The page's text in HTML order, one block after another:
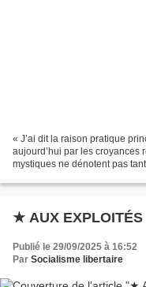
« J’ai dit la raison pratique
aujourd’hui par les croyances
mystiques ne dénotent pas
★ AUX EXPLOITÉS
Publié le 29/09/2025 à 16:52
Par Socialisme libertaire